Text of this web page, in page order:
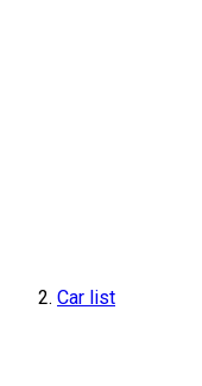
Car list